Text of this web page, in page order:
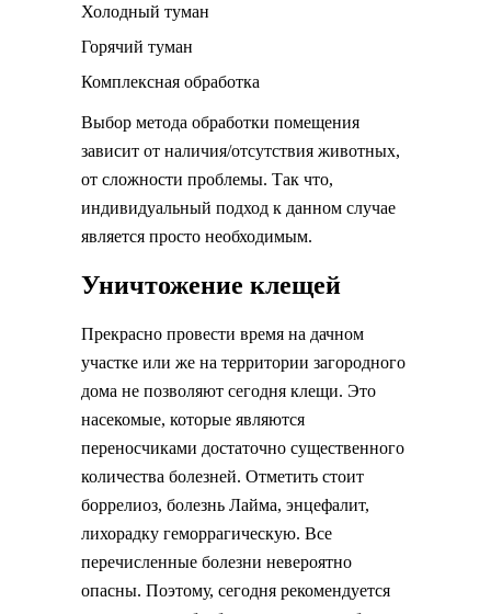
Холодный туман
Горячий туман
Комплексная обработка
Выбор метода обработки помещения
зависит от наличия/отсутствия животных,
от сложности проблемы. Так что,
индивидуальный подход к данном случае
является просто необходимым.
Уничтожение клещей
Прекрасно провести время на дачном
участке или же на территории загородного
дома не позволяют сегодня клещи. Это
насекомые, которые являются
переносчиками достаточно существенного
количества болезней. Отметить стоит
боррелиоз, болезнь Лайма, энцефалит,
лихорадку геморрагическую. Все
перечисленные болезни невероятно
опасны. Поэтому, сегодня рекомендуется